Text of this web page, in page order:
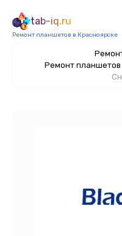
tab-iq.ru
Ремонт планшетов в Красноярске
Ремонт планшетов